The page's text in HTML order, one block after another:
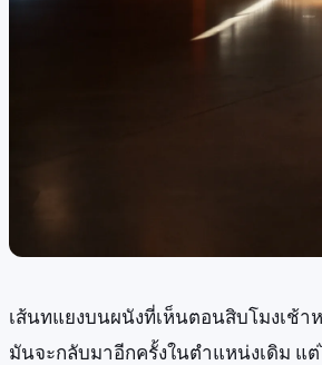
เส้นทแยงบนผนังที่เห็นตอนสิบโมงเช้า
มันจะกลับมาอีกครั้งในตำแหน่งเดิม แต่